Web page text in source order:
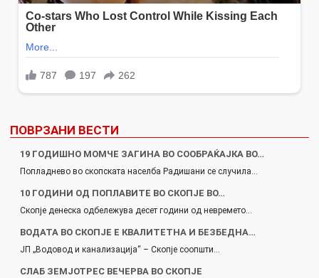
ПОВРЗАНИ ВЕСТИ
19 ГОДИШНО МОМЧЕ ЗАГИНА ВО СООБРАЌАЈКА ВО…
Попладнево во скопската населба Радишани се случила…
10 ГОДИНИ ОД ПОПЛАВИТЕ ВО СКОПЈЕ ВО…
Скопје денеска одбележува десет години од невремето…
ВОДАТА ВО СКОПЈЕ Е КВАЛИТЕТНА И БЕЗБЕДНА…
ЈП „Водовод и канализација“ – Скопје соопшти…
СЛАБ ЗЕМЈОТРЕС ВЕЧЕРВА ВО СКОПЈЕ